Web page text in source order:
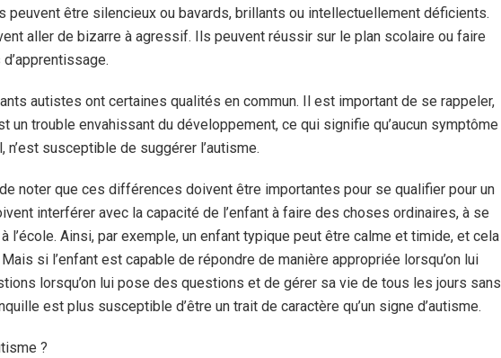
peuvent être silencieux ou bavards, brillants ou intellectuellement déficients.
aller de bizarre à agressif. Ils peuvent réussir sur le plan scolaire ou faire
autistes ont certaines qualités en commun. Il est important de se rappeler,
un trouble envahissant du développement, ce qui signifie qu’aucun symptôme
n’est susceptible de suggérer l’autisme.
noter que ces différences doivent être importantes pour se qualifier pour un
interférer avec la capacité de l’enfant à faire des choses ordinaires, à se
l’école. Ainsi, par exemple, un enfant typique peut être calme et timide, et cela
si l’enfant est capable de répondre de manière appropriée lorsqu’on lui
lorsqu’on lui pose des questions et de gérer sa vie de tous les jours sans
est plus susceptible d’être un trait de caractère qu’un signe d’autisme.
?